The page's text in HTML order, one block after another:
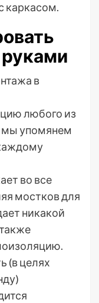
каркасом.
в
любого из
мы упомянем
во все
мостков для
никакой
(в целях